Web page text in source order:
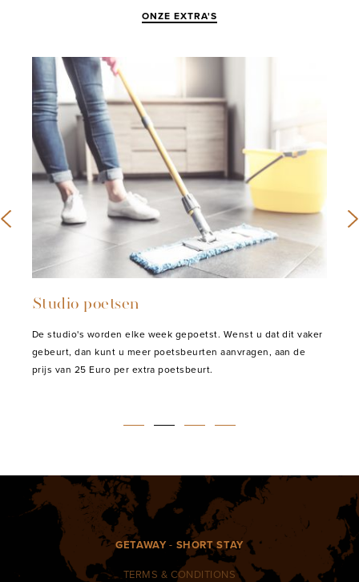
ONZE EXTRA'S
Studio poetsen
De studio's worden elke week gepoetst. Wenst u dat dit vaker
gebeurt, dan kunt u meer poetsbeurten aanvragen, aan de
prijs van 25 Euro per extra poetsbeurt.
GETAWAY- SHORT STAY
TERMS & CONDITIONS